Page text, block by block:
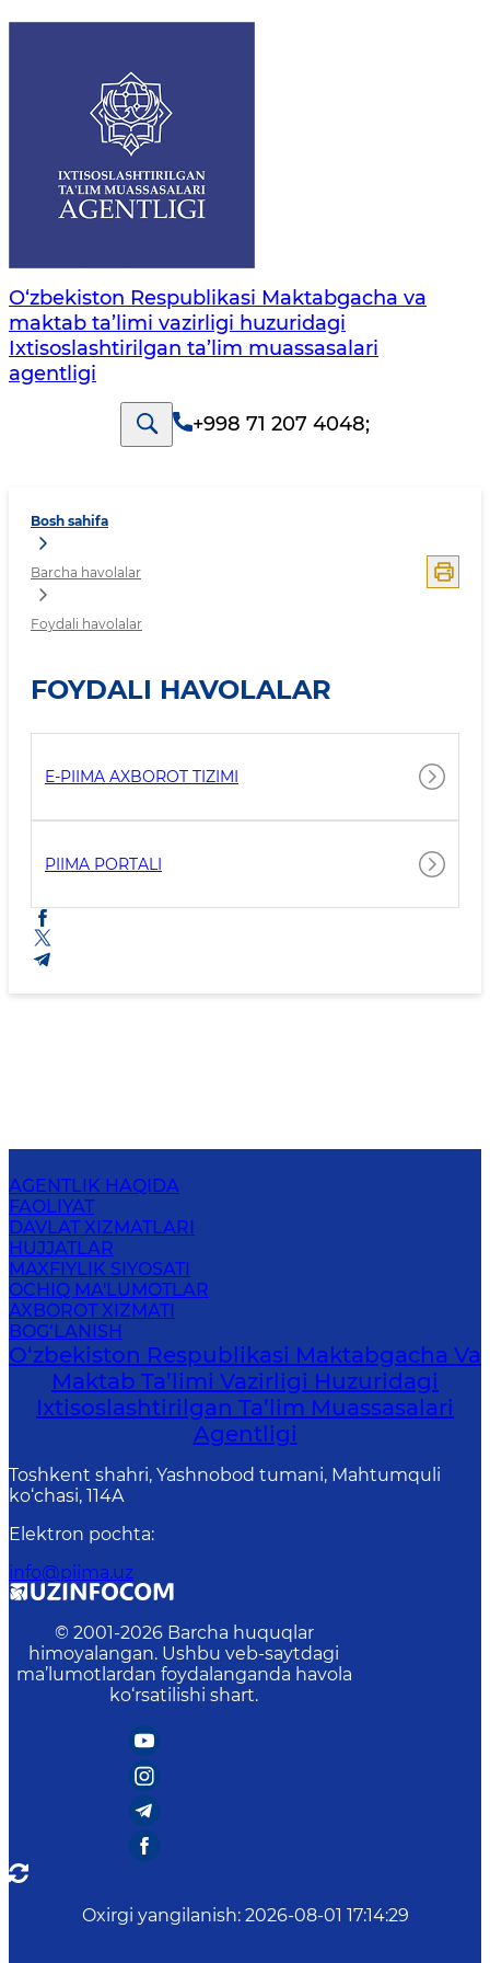
O‘zbekiston Respublikasi Maktabgacha va
maktab ta’limi vazirligi huzuridagi
Ixtisoslashtirilgan ta’lim muassasalari
agentligi
+998 71 207 4048;
Bosh sahifa
Barcha havolalar
Foydali havolalar
FOYDALI HAVOLALAR
E-PIIMA AXBOROT TIZIMI
PIIMA PORTALI
AGENTLIK HAQIDA
FAOLIYAT
DAVLAT XIZMATLARI
HUJJATLAR
MAXFIYLIK SIYOSATI
OCHIQ MA'LUMOTLAR
AXBOROT XIZMATI
BOG‘LANISH
O‘zbekiston Respublikasi Maktabgacha Va
Maktab Ta’limi Vazirligi Huzuridagi
Ixtisoslashtirilgan Ta’lim Muassasalari
Agentligi
Toshkent shahri, Yashnobod tumani, Mahtumquli
ko‘chasi, 114A
Elektron pochta:
info@piima.uz
© 2001-2026 Barcha huquqlar
himoyalangan. Ushbu veb-saytdagi
ma’lumotlardan foydalanganda havola
ko‘rsatilishi shart.
Oxirgi yangilanish: 2026-08-01 17:14:29